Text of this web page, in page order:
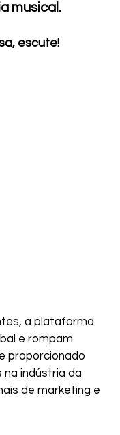
musical.
escute!
a plataforma
e rompam
proporcionado
indústria da
de marketing e